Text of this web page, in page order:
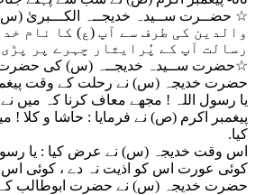
☆ حضــرت ســیدہ خدیجــہ الکـــبریٰ (س)
والدین کی طرف سے آپ (ع) کا نام
رسالت آپ کے پُرایثار چہرے پر
☆حضرت ســیدہ خدیجــہ (س) کی
حضرت خدیجہ (س) نے رحلت کے وقت
یا رسول اللہ ! مجھے معاف کرنا کہ میں نے
پیغمبر اکرم (ص) نے فرمایا : حاشا و
کیا.
اس وقت خدیجہ (س) نے عرض کیا : یا
کوئی عورت اس کو اذیت نہ دے ، کوئی اس
حضرت خدیجہ (س) نے حضرت ابوطالب کے ۴۵ دن بعد رحلت فرمائی اور ١٠٠ رمضان بعثت کے دسویں سال ۶۵ سال کی عمر میں اس دار فانی سے کوچ